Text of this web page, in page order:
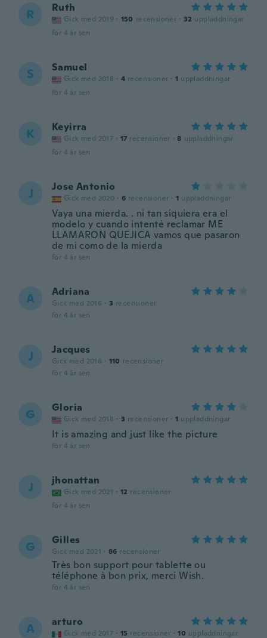
R Ruth
Gick med 2019 · 150 recensioner · 32 uppladdningar
för 4 år sen
S Samuel
Gick med 2018 · 4 recensioner · 1 uppladdningar
för 4 år sen
K Keyirra
Gick med 2017 · 17 recensioner · 8 uppladdningar
för 4 år sen
J Jose Antonio
Gick med 2020 · 6 recensioner · 1 uppladdningar
Vaya una mierda. . ni tan siquiera era el
modelo y cuando intenté reclamar ME
LLAMARON QUEJICA vamos que pasaron
de mi como de la mierda
för 4 år sen
A Adriana
Gick med 2016 · 3 recensioner
för 4 år sen
J Jacques
Gick med 2016 · 110 recensioner
för 4 år sen
G Gloria
Gick med 2018 · 3 recensioner · 1 uppladdningar
It is amazing and just like the picture
för 4 år sen
J jhonattan
Gick med 2021 · 12 recensioner
för 4 år sen
G Gilles
Gick med 2021 · 86 recensioner
Très bon support pour tablette ou
téléphone à bon prix, merci Wish.
för 4 år sen
A arturo
Gick med 2017 · 15 recensioner · 10 uppladdningar